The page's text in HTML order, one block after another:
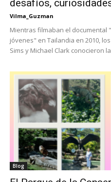
desafíos,
Vilma_Guzman
Mientras filmaban el documental
jóvenes" en Tailandia en 2010,
Sims y Michael Clark conocieron
Blog